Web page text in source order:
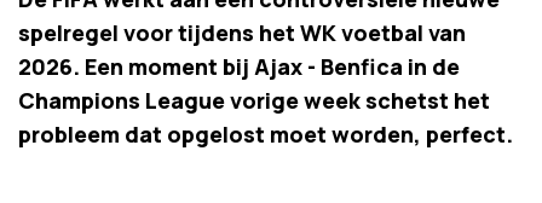
spelregel voor tijdens het WK voetbal van
2026. Een moment bij Ajax - Benfica in de
Champions League vorige week schetst het
probleem dat opgelost moet worden, perfect.